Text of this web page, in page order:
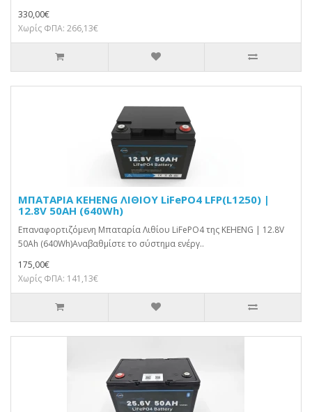
330,00€
Χωρίς ΦΠΑ: 266,13€
ΜΠΑΤΑΡΙΑ KEHENG ΛΙΘΙΟΥ LiFePO4 LFP(L1250) |
12.8V 50AH (640Wh)
Επαναφορτιζόμενη Μπαταρία Λιθίου LiFePO4 της KEHENG | 12.8V
50Ah (640Wh)Αναβαθμίστε το σύστημα ενέργ..
175,00€
Χωρίς ΦΠΑ: 141,13€